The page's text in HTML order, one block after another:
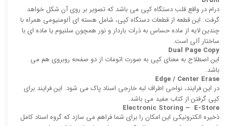
درام در واقع قلب دستگاه كپی می‌ باشد كه تصویر بر روی آن شكل خواهد
گرفت. این قطعه از قطعات دستگاه کپی، شامل هسته ای آلومنیومی همراه با
چندین لایه از ماده حساس به ذرات باردار و نور همچون سلنیوم یا ماده ای با
ساختار آلی است.
Dual Page Copy
این اصطلاح به معنای کپی به صورت اتومات از دو صفحه روبروی هم می
باشد.
Edge / Center Erase
در این فرایند، نواحی اطراف لبه خارجی اسناد پاک می شود. این فرایند برای
كپی گرفتن از كتاب مفید می باشد.
Electronic Storing – E-Store
ذخیره الكترونیكی این امکان را برای شما فراهم می سازد كه گروه اسناد كامل